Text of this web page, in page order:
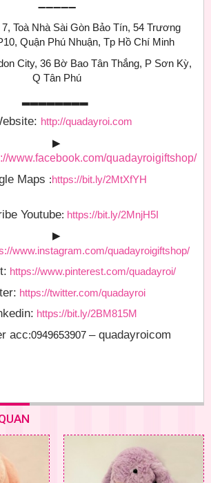
➖➖➖➖➖
Toà Nhà Sài Gòn Bảo Tín, 54 Trương
Quận Phú Nhuận, Tp Hồ Chí Minh
City, 36 Bờ Bao Tân Thắng, P Sơn Kỳ,
Q Tân Phú
http://quadayroi.com
▶
www.facebook.com/quadayroigiftshop/
Maps :https://bit.ly/2MtXfYH
Youtube: https://bit.ly/2MnjH5I
▶
www.instagram.com/quadayroigiftshop/
https://www.pinterest.com/quadayroi/
https://twitter.com/quadayroi
https://bit.ly/2BM815M
acc:0949653907 – quadayroicom